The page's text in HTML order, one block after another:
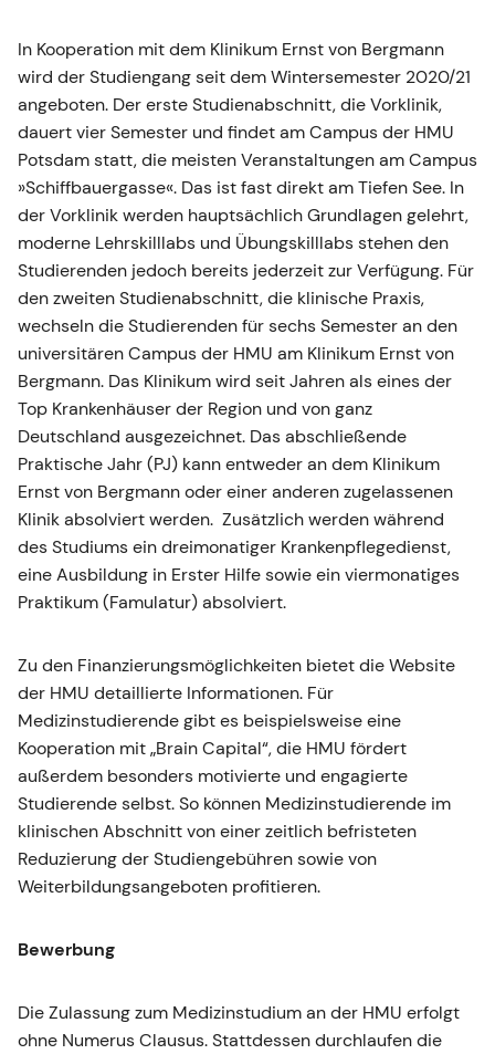
In Kooperation mit dem Klinikum Ernst von Bergmann
wird der Studiengang seit dem Wintersemester 2020/21
angeboten. Der erste Studienabschnitt, die Vorklinik,
dauert vier Semester und findet am Campus der HMU
Potsdam statt, die meisten Veranstaltungen am Campus
»Schiffbauergasse«. Das ist fast direkt am Tiefen See. In
der Vorklinik werden hauptsächlich Grundlagen gelehrt,
moderne Lehrskilllabs und Übungskilllabs stehen den
Studierenden jedoch bereits jederzeit zur Verfügung. Für
den zweiten Studienabschnitt, die klinische Praxis,
wechseln die Studierenden für sechs Semester an den
universitären Campus der HMU am Klinikum Ernst von
Bergmann. Das Klinikum wird seit Jahren als eines der
Top Krankenhäuser der Region und von ganz
Deutschland ausgezeichnet. Das abschließende
Praktische Jahr (PJ) kann entweder an dem Klinikum
Ernst von Bergmann oder einer anderen zugelassenen
Klinik absolviert werden. Zusätzlich werden während
des Studiums ein dreimonatiger Krankenpflegedienst,
eine Ausbildung in Erster Hilfe sowie ein viermonatiges
Praktikum (Famulatur) absolviert.
Zu den Finanzierungsmöglichkeiten bietet die Website
der HMU detaillierte Informationen. Für
Medizinstudierende gibt es beispielsweise eine
Kooperation mit „Brain Capital“, die HMU fördert
außerdem besonders motivierte und engagierte
Studierende selbst. So können Medizinstudierende im
klinischen Abschnitt von einer zeitlich befristeten
Reduzierung der Studiengebühren sowie von
Weiterbildungsangeboten profitieren.
Bewerbung
Die Zulassung zum Medizinstudium an der HMU erfolgt
ohne Numerus Clausus. Stattdessen durchlaufen die